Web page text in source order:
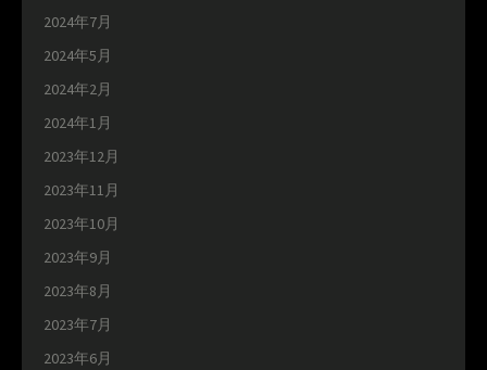
2024年7月
2024年5月
2024年2月
2024年1月
2023年12月
2023年11月
2023年10月
2023年9月
2023年8月
2023年7月
2023年6月